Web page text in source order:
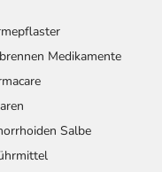
Medikamente
Salbe